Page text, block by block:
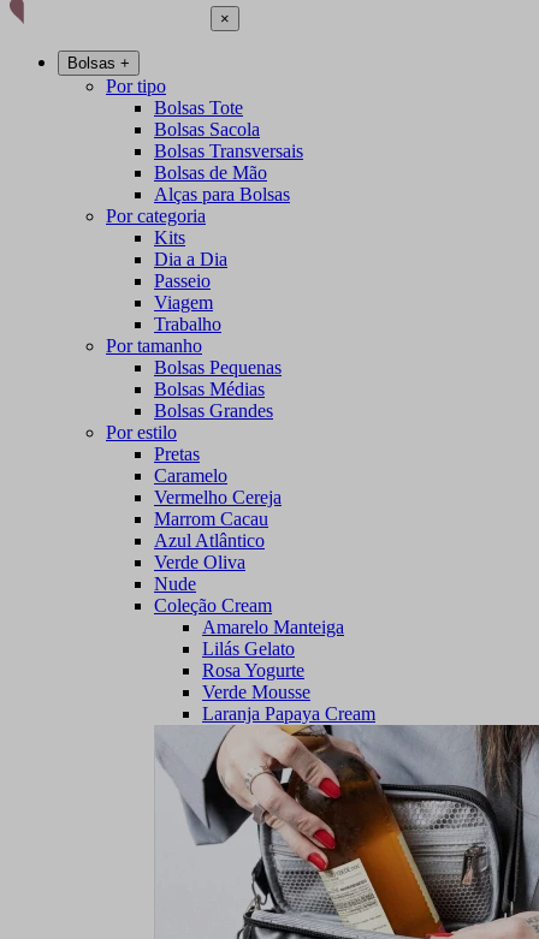
×
Bolsas +
Por tipo
Bolsas Tote
Bolsas Sacola
Bolsas Transversais
Bolsas de Mão
Alças para Bolsas
Por categoria
Kits
Dia a Dia
Passeio
Viagem
Trabalho
Por tamanho
Bolsas Pequenas
Bolsas Médias
Bolsas Grandes
Por estilo
Pretas
Caramelo
Vermelho Cereja
Marrom Cacau
Azul Atlântico
Verde Oliva
Nude
Coleção Cream
Amarelo Manteiga
Lilás Gelato
Rosa Yogurte
Verde Mousse
Laranja Papaya Cream